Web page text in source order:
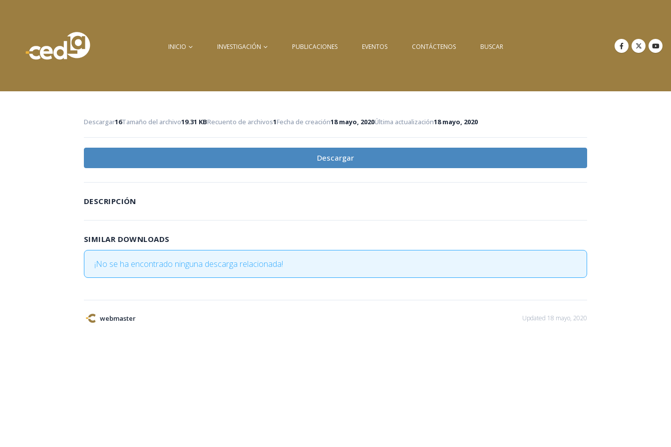
INICIO INVESTIGACIÓN PUBLICACIONES EVENTOS CONTÁCTENOS BUSCAR
Descargar16Tamaño del archivo19.31 KBRecuento de archivos1Fecha de creación18 mayo, 2020Última actualización18 mayo, 2020
Descargar
DESCRIPCIÓN
SIMILAR DOWNLOADS
¡No se ha encontrado ninguna descarga relacionada!
webmaster Updated 18 mayo, 2020